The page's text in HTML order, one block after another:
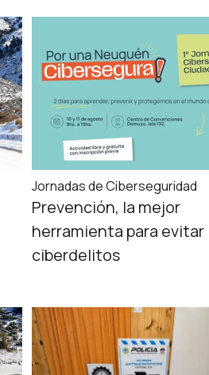
Jornadas de Ciberseguridad
Prevención, la mejor
herramienta para evitar
ciberdelitos